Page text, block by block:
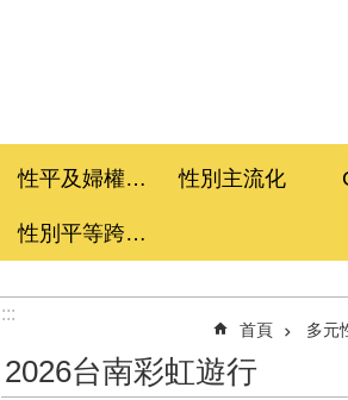
性平及婦權促進委員會 性別主流化
性別平等跨局處計畫
:::
首頁 多元
2026台南彩虹遊行